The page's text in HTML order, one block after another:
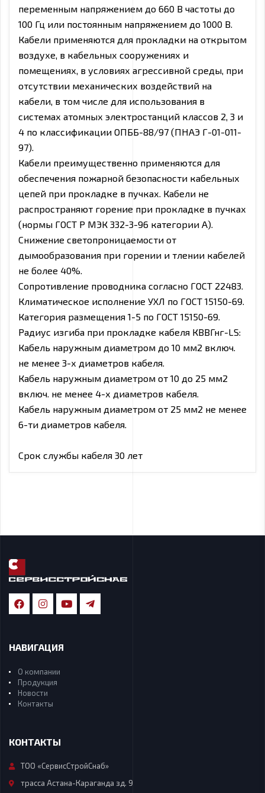
переменным напряжением до 660 В частоты до
100 Гц или постоянным напряжением до 1000 В.
Кабели применяются для прокладки на открытом
воздухе, в кабельных сооружениях и
помещениях, в условиях агрессивной среды, при
отсутствии механических воздействий на
кабели, в том числе для использования в
системах атомных электростанций классов 2, 3 и
4 по классификации ОПББ-88/97 (ПНАЭ Г-01-011-
97).
Кабели преимущественно применяются для
обеспечения пожарной безопасности кабельных
цепей при прокладке в пучках. Кабели не
распространяют горение при прокладке в пучках
(нормы ГОСТ Р МЭК 332-3-96 категории А).
Снижение светопроницаемости от
дымообразования при горении и тлении кабелей
не более 40%.
Сопротивление проводника согласно ГОСТ 22483.
Климатическое исполнение УХЛ по ГОСТ 15150-69.
Категория размещения 1-5 по ГОСТ 15150-69.
Радиус изгиба при прокладке кабеля КВВГнг-LS:
Кабель наружным диаметром до 10 мм2 включ.
не менее 3-х диаметров кабеля.
Кабель наружным диаметром от 10 до 25 мм2
включ. не менее 4-х диаметров кабеля.
Кабель наружным диаметром от 25 мм2 не менее
6-ти диаметров кабеля.
Срок службы кабеля 30 лет
НАВИГАЦИЯ
О компании
Продукция
Новости
Контакты
КОНТАКТЫ
ТОО «СервисСтройСнаб»
трасса Астана-Караганда зд. 9